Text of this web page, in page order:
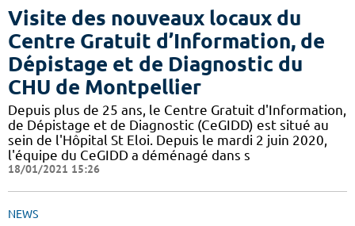
Visite des nouveaux locaux du
Centre Gratuit d’Information, de
Dépistage et de Diagnostic du
CHU de Montpellier
Depuis plus de 25 ans, le Centre Gratuit d'Information,
de Dépistage et de Diagnostic (CeGIDD) est situé au
sein de l'Hôpital St Eloi. Depuis le mardi 2 juin 2020,
l'équipe du CeGIDD a déménagé dans s
18/01/2021 15:26
NEWS